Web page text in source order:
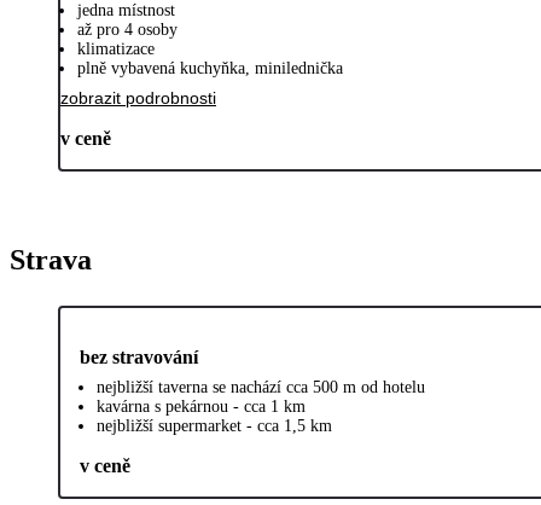
jedna místnost
až pro 4 osoby
klimatizace
plně vybavená kuchyňka, minilednička
zobrazit podrobnosti
v ceně
Strava
bez stravování
nejbližší taverna se nachází cca 500 m od hotelu
kavárna s pekárnou - cca 1 km
nejbližší supermarket - cca 1,5 km
v ceně